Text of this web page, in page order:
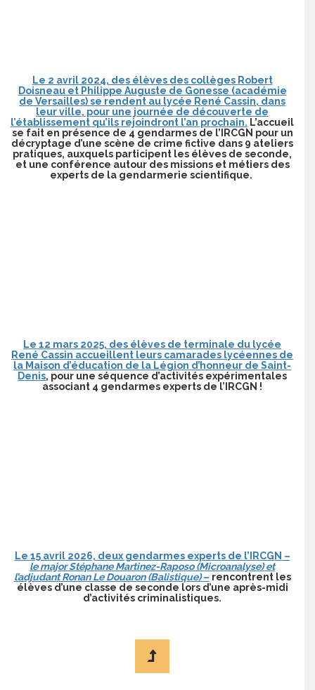
Le 2 avril 2024, des élèves des collèges Robert
Doisneau et Philippe Auguste de Gonesse (académie
de Versailles) se rendent au lycée René Cassin, dans
leur ville, pour une journée de découverte de
l’établissement qu’ils rejoindront l’an prochain. L’accueil
se fait en présence de 4 gendarmes de l’IRCGN pour un
décryptage d’une scène de crime fictive dans 9 ateliers
pratiques, auxquels participent les élèves de seconde,
et une conférence autour des missions et métiers des
experts de la gendarmerie scientifique.
Le 12 mars 2025, des élèves de terminale du lycée
René Cassin accueillent leurs camarades lycéennes de
la Maison d’éducation de la Légion d’honneur de Saint-
Denis, pour une séquence d’activités expérimentales
associant 4 gendarmes experts de l’IRCGN !
Le 15 avril 2026, deux gendarmes experts de l’IRCGN –
le major Stéphane Martinez-Raposo (Microanalyse) et
l’adjudant Ronan Le Douaron (Balistique)– rencontrent les
élèves d’une classe de seconde lors d’une après-midi
d’activités criminalistiques.